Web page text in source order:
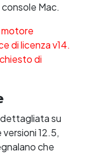
Mac.
motore
di licenza v14.
di
su
12.5,
che